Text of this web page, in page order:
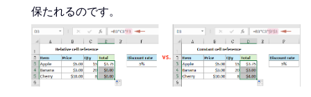
保たれるのです。